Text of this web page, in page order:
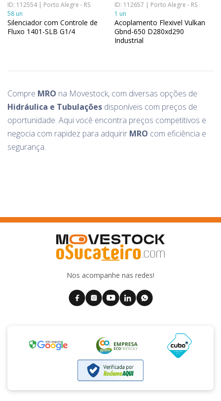
ID: 112554 | Porto Alegre - RS
58 un
Silenciador com Controle de
Fluxo 1401-SLB G1/4
ID: 112657 | Porto Alegre - RS
1 un
Acoplamento Flexivel Vulkan
Gbnd-650 D280xd290
Industrial
Compre MRO na Movestock, com diversas opções de
Hidráulica e Tubulações disponíveis com preços de
oportunidade. Aqui você encontra preços competitivos e
negocia com rapidez para adquirir MRO com eficiência e
segurança.
Nos acompanhe nas redes!